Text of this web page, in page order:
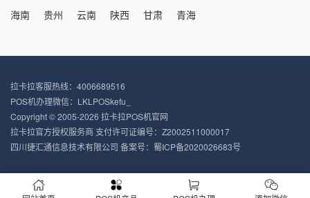
海南
贵州 云南 陕西 甘肃 青海
拉卡拉客服热线：4006689516
POS机办理微信：LKLPOSkefu_
Copyright © 2005-2026 拉卡拉POS机官网
拉卡拉官方授权服务商 支付许可证编号：Z2002511000017
四川捷汇通信息技术有限公司 备案号： 蜀ICP备2020026683号